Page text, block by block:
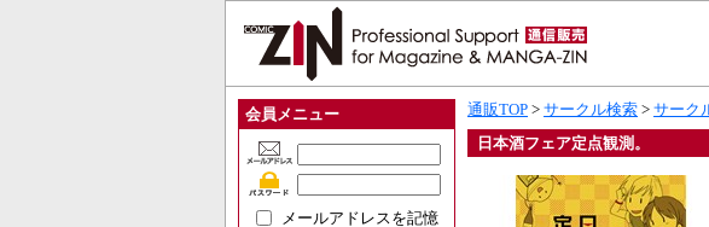
会員メニュー
メールアドレスを記憶
通販TOP > サークル検索 > サーク
日本酒フェア定点観測。